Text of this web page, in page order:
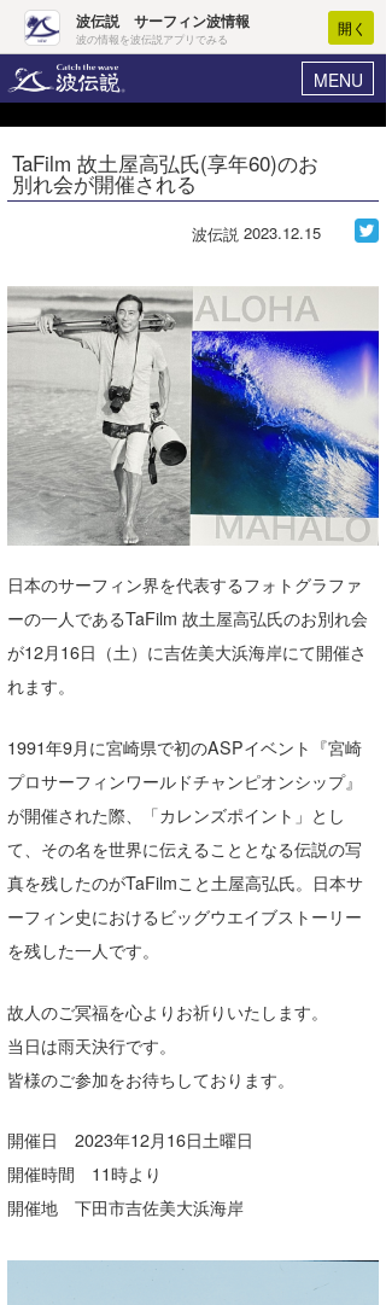
波伝説 サーフィン波情報
波の情報を波伝説アプリでみる
開く
MENU
ヘルプ マイホーム
ログイン
WAVE HUNTER波予想ツール
ニュース
サーフィンエリアガイド
会員メニュー
TaFilm 故土屋高弘氏(享年60)のお
別れ会が開催される
波伝説 2023.12.15
日本のサーフィン界を代表するフォトグラファ
ーの一人であるTaFilm 故土屋高弘氏のお別れ会
が12月16日（土）に吉佐美大浜海岸にて開催さ
れます。
1991年9月に宮崎県で初のASPイベント『宮崎
プロサーフィンワールドチャンピオンシップ』
が開催された際、「カレンズポイント」とし
て、その名を世界に伝えることとなる伝説の写
真を残したのがTaFilmこと土屋高弘氏。日本サ
ーフィン史におけるビッグウエイブストーリー
を残した一人です。
故人のご冥福を心よりお祈りいたします。
当日は雨天決行です。
皆様のご参加をお待ちしております。
開催日 2023年12月16日土曜日
開催時間 11時より
開催地 下田市吉佐美大浜海岸
Core Surf Japan
アート＆エンタメ
コラム
トラベル
ショップ情報
ショップ情報
千葉北
伊豆
大阪
四国
沖縄
ウラナミ
その他
ルール＆How to
サーファーズ
mitsuteru Kamio
Yasunari Inoue
メディア
SURFMEDIA
Colors MAGAZINE
波伝説アンバサダー/プロライダー
福島寿実子
波伝説スタッフ